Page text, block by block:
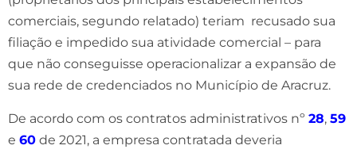
comerciais, segundo relatado) teriam recusado sua
filiação e impedido sua atividade comercial – para
que não conseguisse operacionalizar a expansão de
sua rede de credenciados no Município de Aracruz.
De acordo com os contratos administrativos nº 28, 59
e 60 de 2021, a empresa contratada deveria